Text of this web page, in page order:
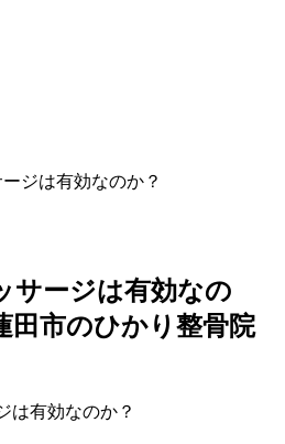
ジは有効なのか？
サージは有効なの
田市のひかり整骨院